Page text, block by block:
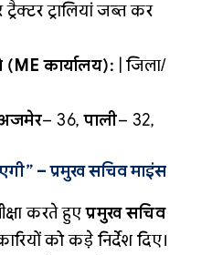
ट्रालियां जब्त कर
(ME कार्यालय): | जिला/
– 36,पाली– 32,
– प्रमुख सचिव माइंस
करते हुएप्रमुख सचिव
को कड़े निर्देश दिए।